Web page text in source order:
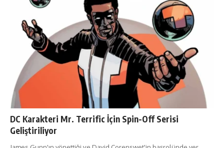
DC Karakteri Mr. Terrific İçin Spin-Off Serisi
Geliştiriliyor